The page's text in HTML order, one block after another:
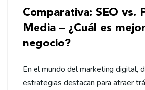
Comparativa: SEO vs.
Media – ¿Cuál es
negocio?
En el mundo del marketing digital,
estrategias destacan para atraer